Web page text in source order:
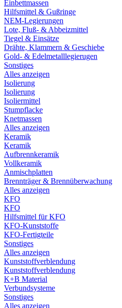
Einbettmassen
Hilfsmittel & Gußringe
NEM-Legierungen
Lote, Fluß- & Abbeizmittel
Tiegel & Einsätze
Drähte, Klammern & Geschiebe
Gold- & Edelmetalllegierugen
Sonstiges
Alles anzeigen
Isolierung
Isolierung
Isoliermittel
Stumpflacke
Knetmassen
Alles anzeigen
Keramik
Keramik
Aufbrennkeramik
Vollkeramik
Anmischplatten
Brennträger & Brennüberwachung
Alles anzeigen
KFO
KFO
Hilfsmittel für KFO
KFO-Kunststoffe
KFO-Fertigteile
Sonstiges
Alles anzeigen
Kunststoffverblendung
Kunststoffverblendung
K+B Material
Verbundsysteme
Sonstiges
Alles anzeigen